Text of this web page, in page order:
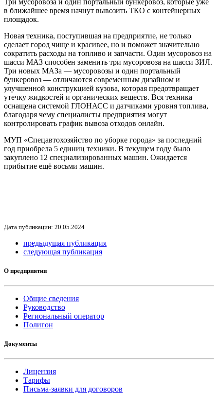
в ближайшее время начнут вывозить ТКО с контейнерных
площадок.
Новая техника, поступившая на предприятие, не только
сделает город чище и красивее, но и поможет значительно
сократить расходы на топливо и запчасти. Один мусоровоз на
шасси МАЗ способен заменить три мусоровоза на шасси ЗИЛ.
Три новых МАЗа — мусоровозы и один портальный
бункеровоз — отличаются современным дизайном и
улучшенной конструкцией кузова, которая предотвращает
утечку жидкостей и органических веществ. Вся техника
оснащена системой ГЛОНАСС и датчиками уровня топлива,
благодаря чему специалисты предприятия могут
контролировать график вывоза отходов онлайн.
МУП «Спецавтохозяйство по уборке города» за последний
год приобрела 5 единиц техники. В текущем году было
закуплено 12 специализированных машин. Ожидается
прибытие ещё восьми машин.
Дата публикации: 20.05.2024
предыдущая публикация
следующая публикация
О предприятии
Общие сведения
Руководство
Региональный оператор
Полигон
Документы
Лицензия
Тарифы
Письма-заявки для договоров